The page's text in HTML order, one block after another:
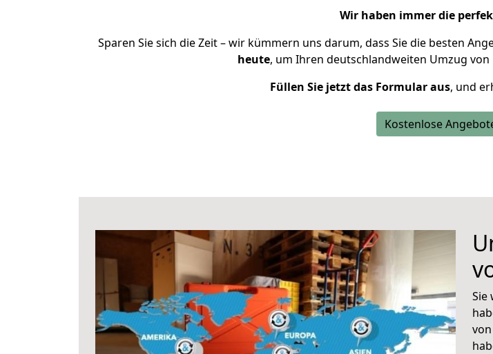
Wir haben immer die
Sparen Sie sich die Zeit – wir kümmern uns darum, dass Sie die besten
heute, um Ihren deutschlandweiten Umzug
Füllen Sie jetzt das Formular aus, und
Kostenlose
Sie